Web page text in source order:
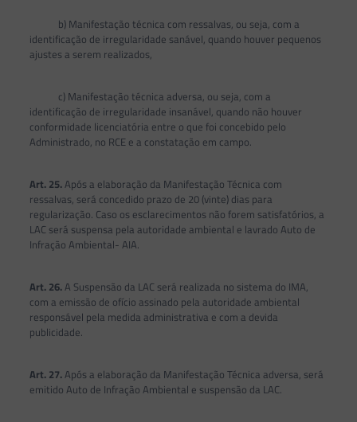
b) Manifestação técnica com ressalvas, ou seja, com a
identificação de irregularidade sanável, quando houver pequenos
ajustes a serem realizados,
c) Manifestação técnica adversa, ou seja, com a
identificação de irregularidade insanável, quando não houver
conformidade licenciatória entre o que foi concebido pelo
Administrado, no RCE e a constatação em campo.
Art. 25.Após a elaboração da Manifestação Técnica com
ressalvas, será concedido prazo de 20 (vinte) dias para
regularização. Caso os esclarecimentos não forem satisfatórios, a
LAC será suspensa pela autoridade ambiental e lavrado Auto de
Infração Ambiental- AIA.
Art. 26.A Suspensão da LAC será realizada no sistema do IMA,
com a emissão de ofício assinado pela autoridade ambiental
responsável pela medida administrativa e com a devida
publicidade.
Art. 27.Após a elaboração da Manifestação Técnica adversa, será
emitido Auto de Infração Ambiental e suspensão da LAC.